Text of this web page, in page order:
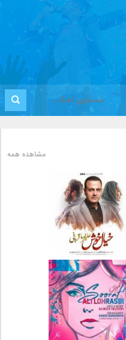
مشاهده همه
دانلود آهنگ جدید علیرضا
قربانی بنام خیال خوش